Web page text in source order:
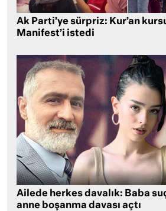
Ak Parti’ye sürpriz: Kur’an
Manifest’i istedi
Ailede herkes davalık: Baba
anne boşanma davası açtı